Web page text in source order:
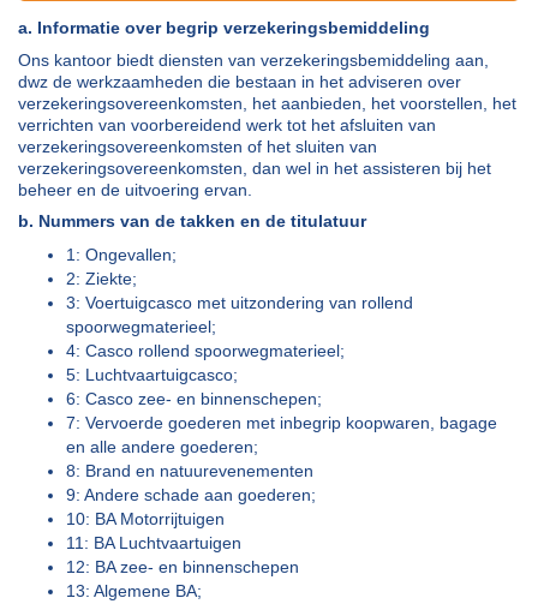
a. Informatie over begrip verzekeringsbemiddeling
Ons kantoor biedt diensten van verzekeringsbemiddeling aan,
dwz de werkzaamheden die bestaan in het adviseren over
verzekeringsovereenkomsten, het aanbieden, het voorstellen, het
verrichten van voorbereidend werk tot het afsluiten van
verzekeringsovereenkomsten of het sluiten van
verzekeringsovereenkomsten, dan wel in het assisteren bij het
beheer en de uitvoering ervan.
b. Nummers van de takken en de titulatuur
1: Ongevallen;
2: Ziekte;
3: Voertuigcasco met uitzondering van rollend
spoorwegmaterieel;
4: Casco rollend spoorwegmaterieel;
5: Luchtvaartuigcasco;
6: Casco zee- en binnenschepen;
7: Vervoerde goederen met inbegrip koopwaren, bagage
en alle andere goederen;
8: Brand en natuurevenementen
9: Andere schade aan goederen;
10: BA Motorrijtuigen
11: BA Luchtvaartuigen
12: BA zee- en binnenschepen
13: Algemene BA;